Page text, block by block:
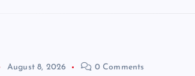
August 8, 2026 0 Comments